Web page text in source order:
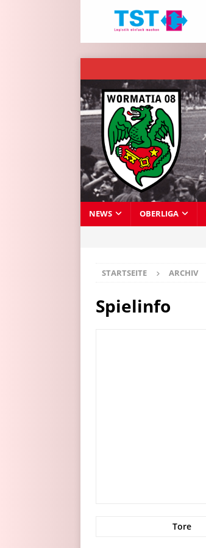
NEWS OBERLIGA
STARTSEITE ARCHIV
Spielinfo
Tore